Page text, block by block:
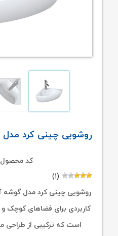
روشویی چینی کرد
کد محصول :
(۱)
روشویی چینی کرد مدل گوشه
کاربردی برای فضاهای
است که ترکیبی از طراحی